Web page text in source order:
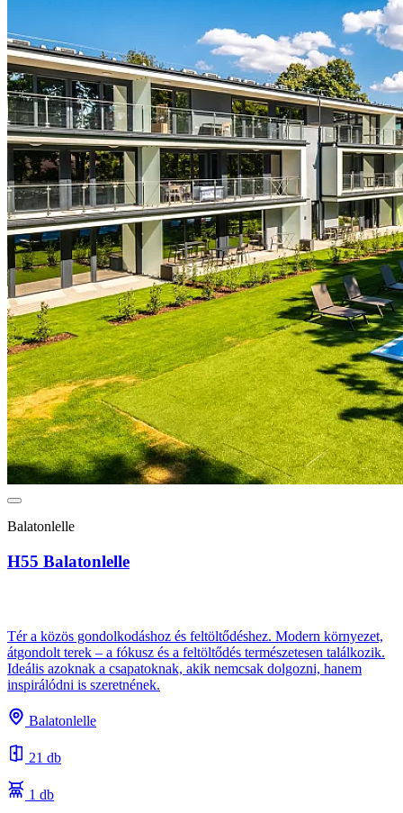
Balatonlelle
H55 Balatonlelle
Tér a közös gondolkodáshoz és feltöltődéshez. Modern környezet,
átgondolt terek – a fókusz és a feltöltődés természetesen találkozik.
Ideális azoknak a csapatoknak, akik nemcsak dolgozni, hanem
inspirálódni is szeretnének.
Balatonlelle
21 db
1 db